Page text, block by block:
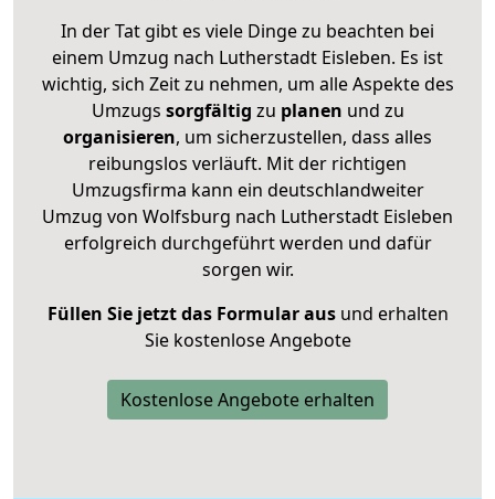
In der Tat gibt es viele Dinge zu beachten bei
einem Umzug nach Lutherstadt Eisleben. Es ist
wichtig, sich Zeit zu nehmen, um alle Aspekte des
Umzugs sorgfältig zu planen und zu
organisieren, um sicherzustellen, dass alles
reibungslos verläuft. Mit der richtigen
Umzugsfirma kann ein deutschlandweiter
Umzug von Wolfsburg nach Lutherstadt Eisleben
erfolgreich durchgeführt werden und dafür
sorgen wir.
Füllen Sie jetzt das Formular ausund erhalten
Sie kostenlose Angebote
Kostenlose Angebote erhalten